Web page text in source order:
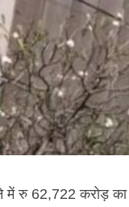
में रु62,722करोड़ का